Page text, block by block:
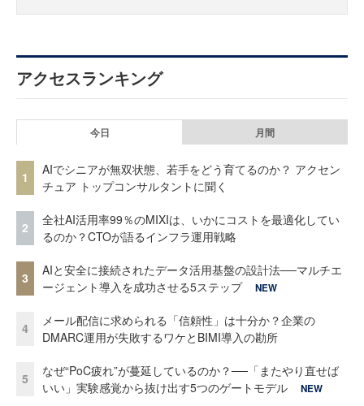
アクセスランキング
今日 月間
1
AIでシニアが無双状態、若手をどう育てるのか？ アクセン
チュア トップコンサルタントに聞く
2
全社AI活用率99％のMIXIは、いかにコストを最適化してい
るのか？CTOが語るインフラ運用戦略
3
AIと安全に接続されたデータ活用基盤の設計法──マルチエ
ージェント導入を成功させる5ステップ
NEW
4
メール配信に求められる「信頼性」は十分か？企業の
DMARC運用が失敗するワケとBIMI導入の勘所
5
なぜ“PoC疲れ”が蔓延しているのか？──「またやり直せば
いい」実験感覚から抜け出す5つのゲートモデル
NEW